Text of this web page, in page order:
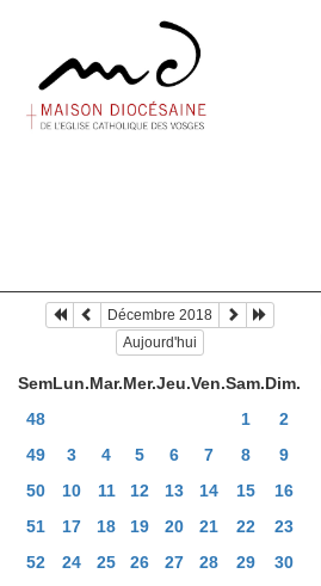
Décembre 2018
Aujourd'hui
SemLun.Mar.Mer.Jeu.Ven.Sam.Dim.
48
1
2
49
3 4 5 6 7 8
9
50
10 11 12 13 14 15
16
51
17 18 19 20 21 22
23
52
24 25 26 27 28 29
30